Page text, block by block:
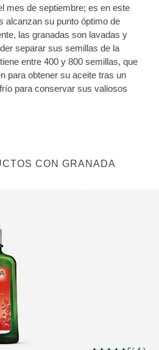
mes de septiembre; es en este
alcanzan su punto óptimo de
las granadas son lavadas y
separar sus semillas de la
entre 400 y 800 semillas, que
para obtener su aceite tras un
para conservar sus valiosos
CON GRANADA